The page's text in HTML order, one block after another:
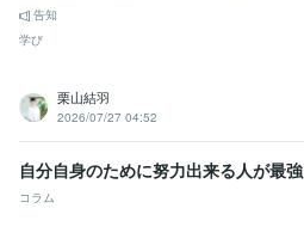
告知
学び
栗山結羽
2026/07/27 04:52
自分自身のために努力出来る人が最強
コラム